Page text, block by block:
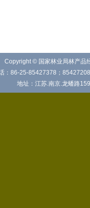
Copyright © 国家林业局林产品
：86-25-85427378；
地址：江苏.南京.龙蟠路